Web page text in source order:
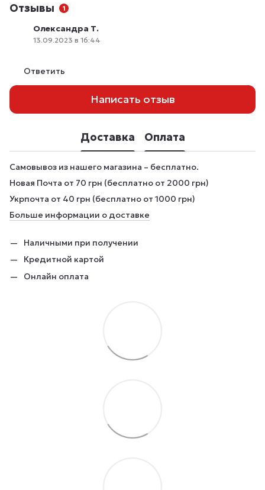
Отзывы 1
Олександра Т.
13.09.2023 в 16:44
Ответить
Написать отзыв
Доставка Оплата
Самовывоз из нашего магазина – бесплатно.
Новая Почта от 70 грн (бесплатно от 2000 грн)
Укрпочта от 40 грн (бесплатно от 1000 грн)
Больше информации о доставке
Наличными при получении
Кредитной картой
Онлайн оплата